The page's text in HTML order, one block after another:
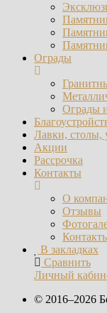
Ограды
Ограды
Лавки, столы,
Акции
Рассрочка
Контакты
О
Отзывы
В закладках
Сравнить
Личный
© 2016–2026